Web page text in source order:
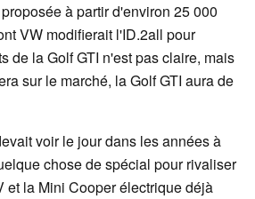
à partir d'environ 25 000
VW modifierait l'ID.2all pour
de la Golf GTI n'est pas claire, mais
sur le marché, la Golf GTI aura de
voir le jour dans les années à
chose de spécial pour rivaliser
et la Mini Cooper électrique déjà